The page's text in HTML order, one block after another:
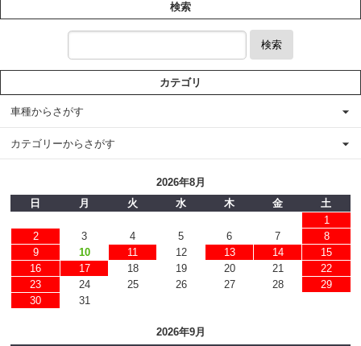
検索
検索
カテゴリ
車種からさがす
カテゴリーからさがす
2026年8月
日
月 火 水 木 金
土
1
2
3 4 5 6 7
8
9
10 11 12 13 14
15
16
17 18 19 20 21
22
23
24 25 26 27 28
29
30
31
2026年9月